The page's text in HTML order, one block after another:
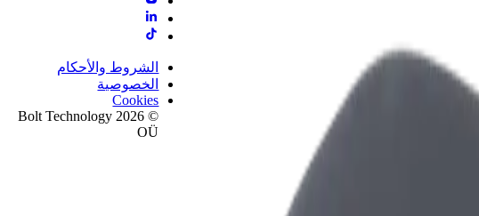
الشروط والأحكام
الخصوصية
Cookies
© 2026 Bolt Technology
OÜ